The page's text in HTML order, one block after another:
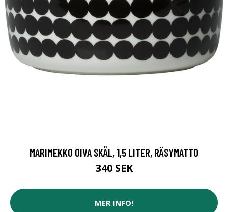
MARIMEKKO OIVA SKÅL, 1,5 LITER, RÄSYMATTO
340 SEK
MER INFO!